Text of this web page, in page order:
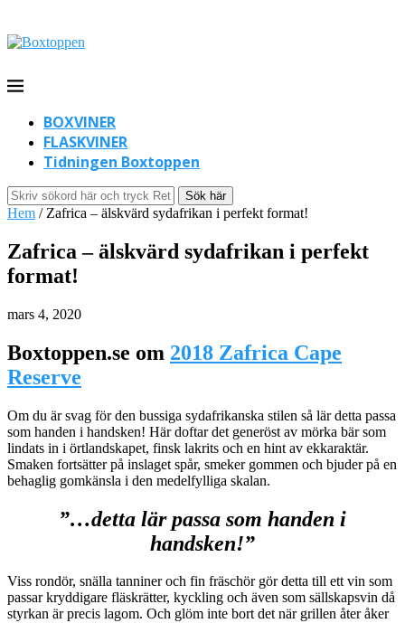
BOXVINER
FLASKVINER
Tidningen Boxtoppen
Sök här
Hem / Zafrica – älskvärd sydafrikan i perfekt format!
Zafrica – älskvärd sydafrikan i perfekt
format!
mars 4, 2020
Boxtoppen.se om 2018 Zafrica Cape
Reserve
Om du är svag för den bussiga sydafrikanska stilen så lär detta passa
som handen i handsken! Här doftar det generöst av mörka bär som
lindats in i örtlandskapet, finsk lakrits och en hint av ekkaraktär.
Smaken fortsätter på inslaget spår, smeker gommen och bjuder på en
behaglig gomkänsla i den medelfylliga skalan.
”…detta lär passa som handen i
handsken!”
Viss rondör, snälla tanniner och fin fräschör gör detta till ett vin som
passar kryddigare fläskrätter, kyckling och även som sällskapsvin då
styrkan är precis lagom. Och glöm inte bort det när grillen åter åker